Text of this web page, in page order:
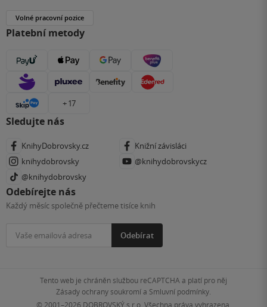
Volné pracovní pozice
Platební metody
+ 17
Sledujte nás
KnihyDobrovsky.cz
Knižní závisláci
knihydobrovsky
@knihydobrovskycz
@knihydobrovsky
Odebírejte nás
Každý měsíc společně přečteme tisíce knih
Odebírat
Tento web je chráněn službou reCAPTCHA a platí pro něj
Zásady ochrany soukromía Smluvní podmínky.
© 2001–2026 DOBROVSKÝ s.r.o. Všechna práva vyhrazena.